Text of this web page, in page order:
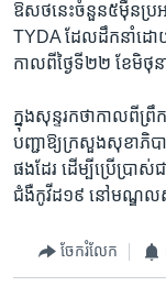
ឱសថ​នេះ​ចំនួន​៥ម៉ឺន​ប្រអ
TYDA​ ដែល​ដឹក​នាំ​ដ
កាល​ពីថ្ងៃទី២២ ខែមិថុន
ក្នុង​សុន្ទរកថា​កាលពី
បញ្ជា​ឱ្យ​ក្រសួង​សុខា​ភិ
ផង​ដែរ ដើម្បី​ប្រើ​ប្រាស់​
ជំងឺ​កូវីដ១៩​ នៅ​មណ្ឌល​ស
ចែករំលែក